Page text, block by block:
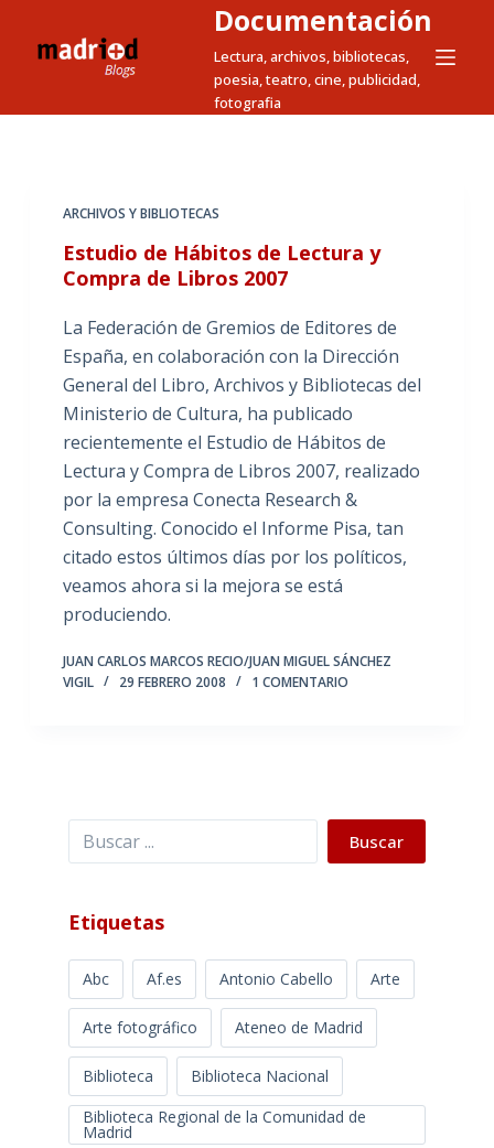
t
Documentación
Lectura, archivos, bibliotecas,
poesia, teatro, cine, publicidad,
fotografia
ARCHIVOS Y BIBLIOTECAS
Estudio de Hábitos de Lectura y
Compra de Libros 2007
La Federación de Gremios de Editores de
España, en colaboración con la Dirección
General del Libro, Archivos y Bibliotecas del
Ministerio de Cultura, ha publicado
recientemente el Estudio de Hábitos de
Lectura y Compra de Libros 2007, realizado
por la empresa Conecta Research &
Consulting. Conocido el Informe Pisa, tan
citado estos últimos días por los políticos,
veamos ahora si la mejora se está
produciendo.
JUAN CARLOS MARCOS RECIO/JUAN MIGUEL SÁNCHEZ
VIGIL
29 FEBRERO 2008 1 COMENTARIO
Buscar Buscar
Etiquetas
Abc Af.es Antonio Cabello Arte
Arte fotográfico Ateneo de Madrid
Biblioteca
Biblioteca Nacional
Biblioteca Regional de la Comunidad de
Madrid